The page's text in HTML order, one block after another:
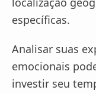
específicas.
Analisar suas
emocionais
investir seu